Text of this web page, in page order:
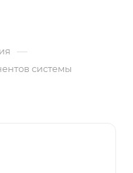
—
системы